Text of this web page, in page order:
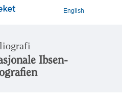
English
Ibsen-